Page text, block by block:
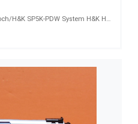
Ha.Pistole 9mmLuger Heckler&Koch/H&K SP5K-PDW System H&K HK94/MP5K, 150mm Lauf m. Gewinde/ 3-Lug